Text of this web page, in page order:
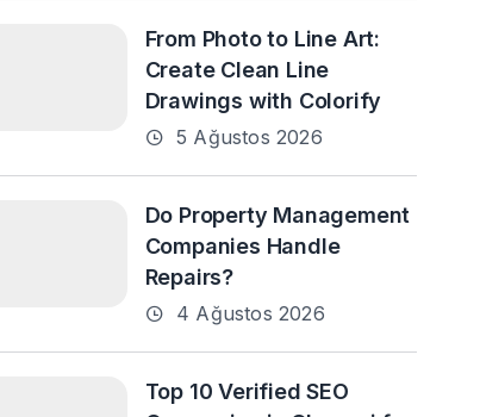
From Photo to Line Art:
Create Clean Line
Drawings with Colorify
5 Ağustos 2026
Do Property Management
Companies Handle
Repairs?
4 Ağustos 2026
Top 10 Verified SEO